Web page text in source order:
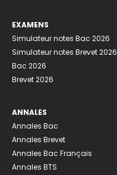
EXAMENS
Simulateur notes Bac 2026
Simulateur notes Brevet 2026
Bac 2026
Brevet 2026
ANNALES
Annales Bac
Annales Brevet
Annales Bac Français
Annales BTS